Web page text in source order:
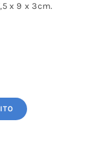
x 9 x 3cm.